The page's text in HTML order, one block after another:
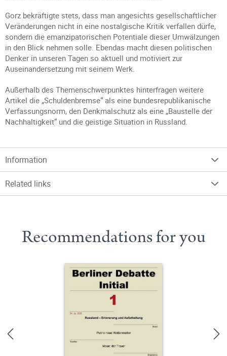
Gorz bekräftigte stets, dass man angesichts gesellschaftlicher
Veränderungen nicht in eine nostalgische Kritik verfallen dürfe,
sondern die emanzipatorischen Potentiale dieser Umwälzungen
in den Blick nehmen solle. Ebendas macht diesen politischen
Denker in unseren Tagen so aktuell und motiviert zur
Auseinandersetzung mit seinem Werk.
Außerhalb des Themenschwerpunktes hinterfragen weitere
Artikel die „Schuldenbremse“ als eine bundesrepublikanische
Verfassungsnorm, den Denkmalschutz als eine „Baustelle der
Nachhaltigkeitׅ“ und die geistige Situation in Russland.
Information
Related links
Recommendations for you